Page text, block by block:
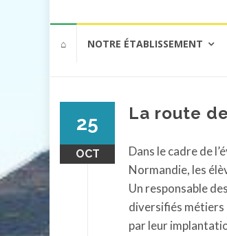
⌂ NOTRE ÉTABLISSEMENT
25
OCT
La route
Dans le cadre de
Normandie, les
Un responsable
diversifiés métiers
par leur